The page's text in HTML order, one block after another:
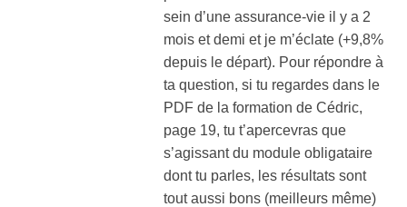
sein d’une assurance-vie il y a 2
mois et demi et je m’éclate (+9,8%
depuis le départ). Pour répondre à
ta question, si tu regardes dans le
PDF de la formation de Cédric,
page 19, tu t’apercevras que
s’agissant du module obligataire
dont tu parles, les résultats sont
tout aussi bons (meilleurs même)